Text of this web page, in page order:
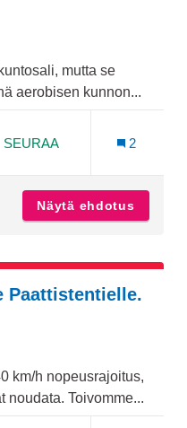
mutta se
aerobisen kunnon...
38 SEURAAJAA
SEURAA
2
Näytä ehdotus
Paattistentielle.
km/h nopeusrajoitus,
noudata. Toivomme...